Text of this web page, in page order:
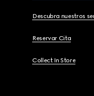
Descubra nuestros
Reservar Cita
Collect In Store